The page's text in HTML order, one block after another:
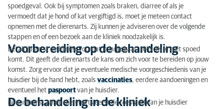
Twijfels?
spoedgeval. Ook bij symptomen zoals braken, diarree of als je
vermoedt dat je hond of kat vergiftigd is, moet je meteen contact
opnemen met de dierenarts. Zij kunnen je adviseren over de volgende
stappen en of een bezoek aan de kliniek noodzakelijk is.
Voorbereiding op de behandeling
Bel altijd eerst de kliniek voordat je langsgaat, zelfs als je met spoed
komt. Dit geeft de dierenarts de kans om zich voor te bereiden op jouw
komst. Zorg ervoor dat je eventuele medische voorgeschiedenis van je
huisdier bij de hand hebt, zoals vaccinaties, eerdere aandoeningen en
eventueel het paspoort van je huisdier.
De behandeling in de kliniek
Bij aankomst zal de dierenarts eerst de toestand van je huisdier